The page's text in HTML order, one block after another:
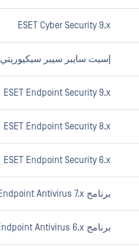
ESET Cyber Security 9.x
إسيت سايبر سيبر سيكيوريتي 8.x
ESET Endpoint Security 9.x
ESET Endpoint Security 8.x
ESET Endpoint Security 6.x
برنامج ESET Endpoint Antivirus 7.x
برنامج ESET Endpoint Antivirus 6.x